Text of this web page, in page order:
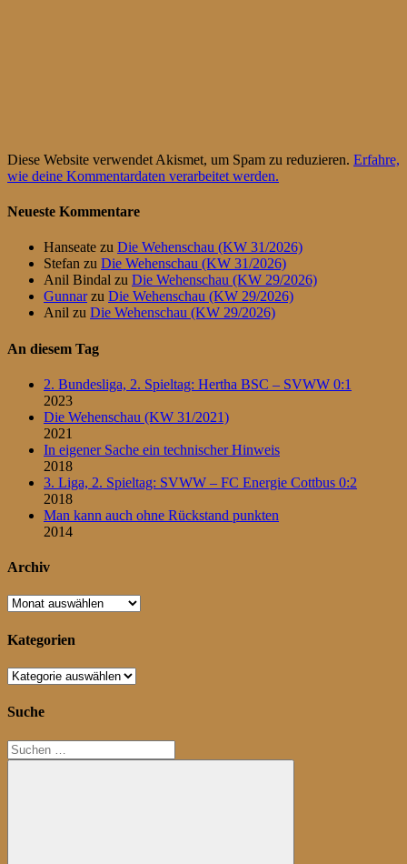
Diese Website verwendet Akismet, um Spam zu reduzieren. Erfahre,
wie deine Kommentardaten verarbeitet werden.
Neueste Kommentare
Hanseate zu Die Wehenschau (KW 31/2026)
Stefan zu Die Wehenschau (KW 31/2026)
Anil Bindal zu Die Wehenschau (KW 29/2026)
Gunnarzu Die Wehenschau (KW 29/2026)
Anil zu Die Wehenschau (KW 29/2026)
An diesem Tag
2. Bundesliga, 2. Spieltag: Hertha BSC – SVWW 0:1
2023
Die Wehenschau (KW 31/2021)
2021
In eigener Sache ein technischer Hinweis
2018
3. Liga, 2. Spieltag: SVWW – FC Energie Cottbus 0:2
2018
Man kann auch ohne Rückstand punkten
2014
Archiv
Archiv
Kategorien
Kategorien
Suche
Suchen
nach: